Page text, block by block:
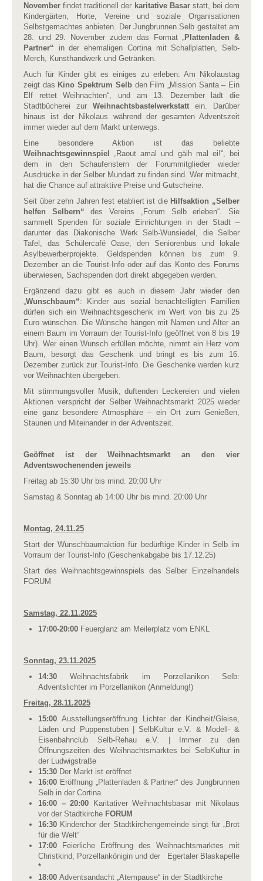
November findet traditionell der karitative Basarstatt, bei dem
Kindergärten, Horte, Vereine und soziale Organisationen
Selbstgemachtes anbieten. Der Jungbrunnen Selb gestaltet am
28. und 29. November zudem das Format „ Plattenladen &
Partner“ in der ehemaligen Cortina mit Schallplatten, Selb-
Merch, Kunsthandwerk und Getränken.
Auch für Kinder gibt es einiges zu erleben: Am Nikolaustag
zeigt das Kino Spektrum Selbden Film „Mission Santa – Ein
Elf rettet Weihnachten“, und am 13. Dezember lädt die
Stadtbücherei zur Weihnachtsbastelwerkstatt ein. Darüber
hinaus ist der Nikolaus während der gesamten Adventszeit
immer wieder auf dem Markt unterwegs.
Eine besondere Aktion ist das beliebte
Weihnachtsgewinnspiel „Raout amal und gäih mal ei!“, bei
dem in den Schaufenstern der Forummitglieder wieder
Ausdrücke in der Selber Mundart zu finden sind. Wer mitmacht,
hat die Chance auf attraktive Preise und Gutscheine.
Seit über zehn Jahren fest etabliert ist die Hilfsaktion „Selber
helfen Selbern“des Vereins „Forum Selb erleben“. Sie
sammelt Spenden für soziale Einrichtungen in der Stadt –
darunter das Diakonische Werk Selb-Wunsiedel, die Selber
Tafel, das Schülercafé Oase, den Seniorenbus und lokale
Asylbewerberprojekte. Geldspenden können bis zum 9.
Dezember an die Tourist-Info oder auf das Konto des Forums
überwiesen, Sachspenden dort direkt abgegeben werden.
Ergänzend dazu gibt es auch in diesem Jahr wieder den
Wunschbaum“: Kinder aus sozial benachteiligten Familien
dürfen sich ein Weihnachtsgeschenk im Wert von bis zu 25
Euro wünschen. Die Wünsche hängen mit Namen und Alter an
einem Baum im Vorraum der Tourist-Info (geöffnet von 8 bis 19
Uhr). Wer einen Wunsch erfüllen möchte, nimmt ein Herz vom
Baum, besorgt das Geschenk und bringt es bis zum 16.
Dezember zurück zur Tourist-Info. Die Geschenke werden kurz
vor Weihnachten übergeben.
Mit stimmungsvoller Musik, duftenden Leckereien und vielen
Aktionen verspricht der Selber Weihnachtsmarkt 2025 wieder
eine ganz besondere Atmosphäre – ein Ort zum Genießen,
Staunen und Miteinander in der Adventszeit.
Geöffnet ist der Weihnachtsmarkt an den vier
Adventswochenenden jeweils
Freitag ab 15:30 Uhr bis mind. 20:00 Uhr
Samstag & Sonntag ab 14:00 Uhr bis mind. 20:00 Uhr
Montag, 24.11.25
Start der Wunschbaumaktion für bedürftige Kinder in Selb im
Vorraum der Tourist-Info (Geschenkabgabe bis 17.12.25)
Start des Weihnachtsgewinnspiels des Selber Einzelhandels
FORUM
Samstag, 22.11.2025
17:00-20:00 Feuerglanz am Meilerplatz vom ENKL
Sonntag, 23.11.2025
14:30Weihnachtsfabrik im Porzellanikon Selb:
Adventslichter im Porzellanikon (Anmeldung!)
Freitag, 28.11.2025
15:00Ausstellungseröffnung Lichter der Kindheit/Gleise,
Läden und Puppenstuben | SelbKultur e.V. & Modell- &
Eisenbahnclub Selb-Rehau e.V. | Immer zu den
Öffnungszeiten des Weihnachtsmarktes bei SelbKultur in
der Ludwigstraße
15:30 Der Markt ist eröffnet
16:00 Eröffnung „Plattenladen & Partner“ des Jungbrunnen
Selb in der Cortina
16:00 – 20:00 Karitativer Weihnachtsbasar mit Nikolaus
vor der Stadtkirche FORUM
16:30 Kinderchor der Stadtkirchengemeinde singt für „Brot
für die Welt“
17:00 Feierliche Eröffnung des Weihnachtsmarktes mit
Christkind, Porzellankönigin und der Egertaler Blaskapelle
*
18:00 Adventsandacht „Atempause“ in der Stadtkirche